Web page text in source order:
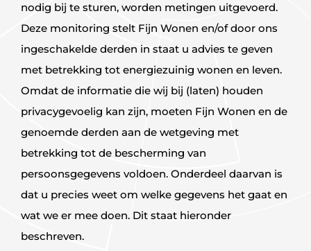
nodig bij te sturen, worden metingen uitgevoerd.
Deze monitoring stelt Fijn Wonen en/of door ons
ingeschakelde derden in staat u advies te geven
met betrekking tot energiezuinig wonen en leven.
Omdat de informatie die wij bij (laten) houden
privacygevoelig kan zijn, moeten Fijn Wonen en de
genoemde derden aan de wetgeving met
betrekking tot de bescherming van
persoonsgegevens voldoen. Onderdeel daarvan is
dat u precies weet om welke gegevens het gaat en
wat we er mee doen. Dit staat hieronder
beschreven.